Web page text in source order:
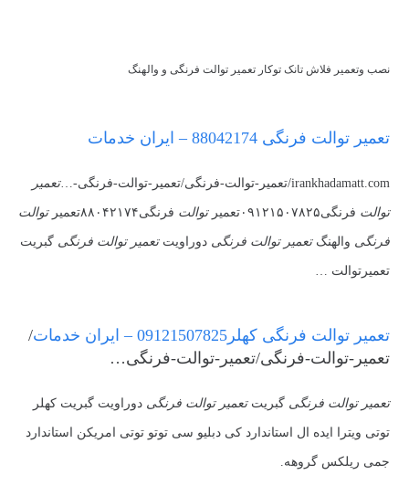
نصب وتعمیر فلاش تانک توکار تعمیر توالت فرنگی و والهنگ
تعمیر توالت فرنگی 88042174 – ایران خدمات
irankhadamatt.com/تعمیر-توالت-فرنگی/تعمیر-توالت-فرنگی-… تعمیر
توالت فرنگی۰۹۱۲۱۵۰۷۸۲۵تعمیر توالت فرنگی۸۸۰۴۲۱۷۴تعمیر توالت
فرنگی والهنگتعمیر توالت فرنگی دوراویتتعمیر توالت فرنگی گبریت
تعمیرتوالت …
تعمیر توالت فرنگی کهلر09121507825 – ایران خدمات
/
تعمیر-توالت-فرنگی/تعمیر-توالت-فرنگی…
تعمیر توالت فرنگی گبریتتعمیر توالت فرنگی دوراویت گبریت کهلر
توتی ویترا ایده ال استاندارد کی دبلیو سی توتو توتی امریکن استاندارد
جمی ریلکس گروهه.